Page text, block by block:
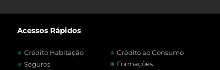
Acessos Rápidos
Crédito Habitação
Crédito ao Consumo
Seguros
Formações